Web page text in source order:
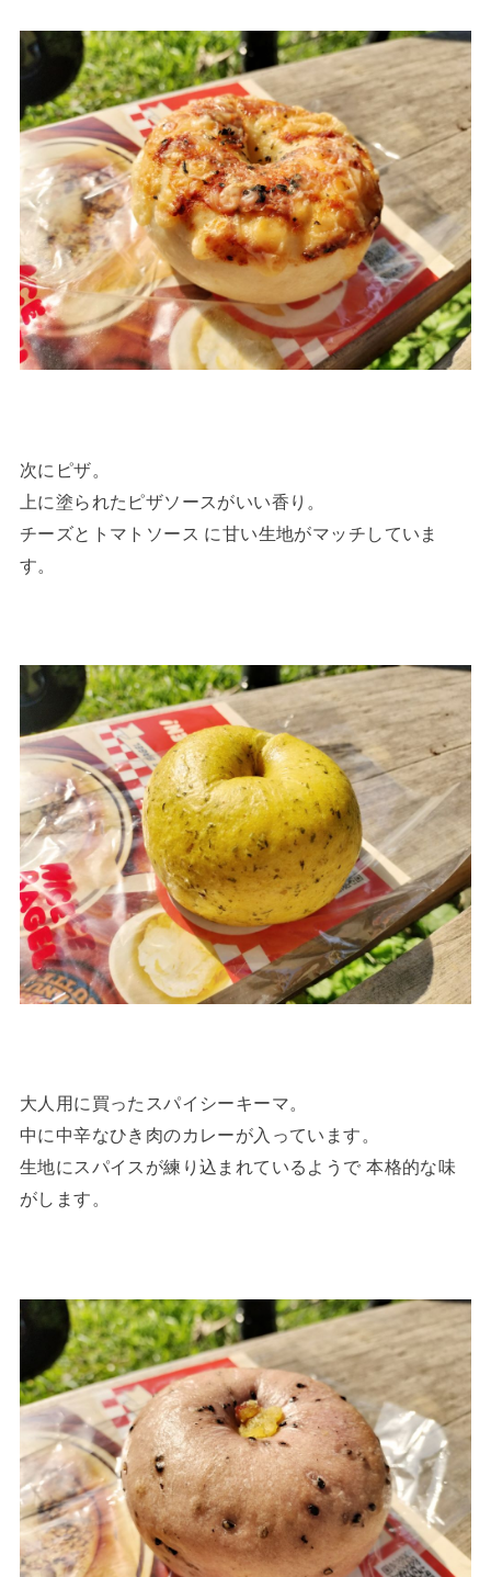
次にピザ。
上に塗られたピザソースがいい香り。
チーズとトマトソース に甘い生地がマッチしていま
す。
大人用に買ったスパイシーキーマ。
中に中辛なひき肉のカレーが入っています。
生地にスパイスが練り込まれているようで 本格的な味
がします。